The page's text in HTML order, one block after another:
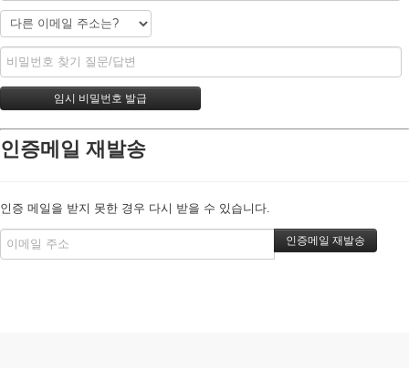
인증메일 재발송
인증 메일을 받지 못한 경우 다시 받을 수 있습니다.